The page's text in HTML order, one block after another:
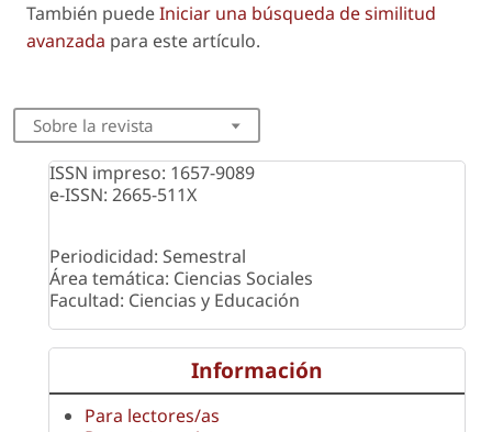
También puedeIniciar una búsqueda de similitud
avanzada para este artículo.
Sobre la revista
ISSN impreso: 1657-9089
e-ISSN: 2665-511X
Periodicidad: Semestral
Área temática: Ciencias Sociales
Facultad: Ciencias y Educación
Información
Para lectores/as